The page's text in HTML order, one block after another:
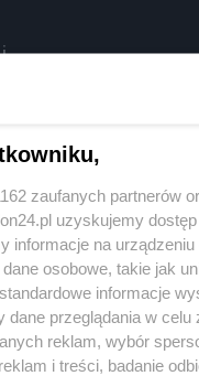
zaufanych partnerów
uzyskujemy
informacje na urządzeniu
osobowe, takie jak
informacje
dane przeglądania w celu
reklam, wybór
i treści, badanie